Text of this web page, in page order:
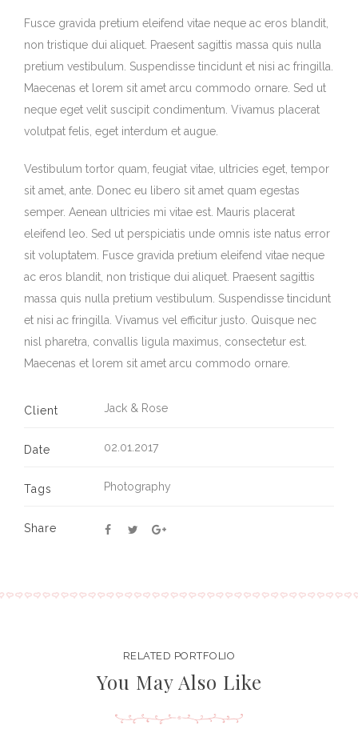
Fusce gravida pretium eleifend vitae neque ac eros blandit,
non tristique dui aliquet. Praesent sagittis massa quis nulla
pretium vestibulum. Suspendisse tincidunt et nisi ac fringilla.
Maecenas et lorem sit amet arcu commodo ornare. Sed ut
neque eget velit suscipit condimentum. Vivamus placerat
volutpat felis, eget interdum et augue.
Vestibulum tortor quam, feugiat vitae, ultricies eget, tempor
sit amet, ante. Donec eu libero sit amet quam egestas
semper. Aenean ultricies mi vitae est. Mauris placerat
eleifend leo. Sed ut perspiciatis unde omnis iste natus error
sit voluptatem. Fusce gravida pretium eleifend vitae neque
ac eros blandit, non tristique dui aliquet. Praesent sagittis
massa quis nulla pretium vestibulum. Suspendisse tincidunt
et nisi ac fringilla. Vivamus vel efficitur justo. Quisque nec
nisl pharetra, convallis ligula maximus, consectetur est.
Maecenas et lorem sit amet arcu commodo ornare.
Client Jack & Rose
Date 02.01.2017
Tags Photography
Share
RELATED PORTFOLIO
You May Also Like